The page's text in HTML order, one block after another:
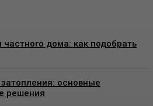
дома: как подобрать
основные
решения